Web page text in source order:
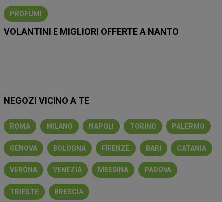
PROFUMI
VOLANTINI E MIGLIORI OFFERTE A NANTO
NEGOZI VICINO A TE
ROMA MILANO NAPOLI TORINO PALERMO
GENOVA BOLOGNA FIRENZE BARI CATANIA
VERONA VENEZIA MESSINA PADOVA
TRIESTE BRESCIA